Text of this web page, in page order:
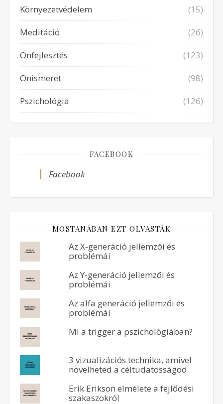
Környezetvédelem
(15)
Meditáció
(26)
Önfejlesztés
(123)
Önismeret
(98)
Pszichológia
(126)
FACEBOOK
Facebook
MOSTANÁBAN EZT OLVASTÁK
Az X-generáció jellemzői és
problémái
Az Y-generáció jellemzői és
problémái
Az alfa generáció jellemzői és
problémái
Mi a trigger a pszichológiában?
3 vizualizációs technika, amivel
növelheted a céltudatosságod
Erik Erikson elmélete a fejlődési
szakaszokról